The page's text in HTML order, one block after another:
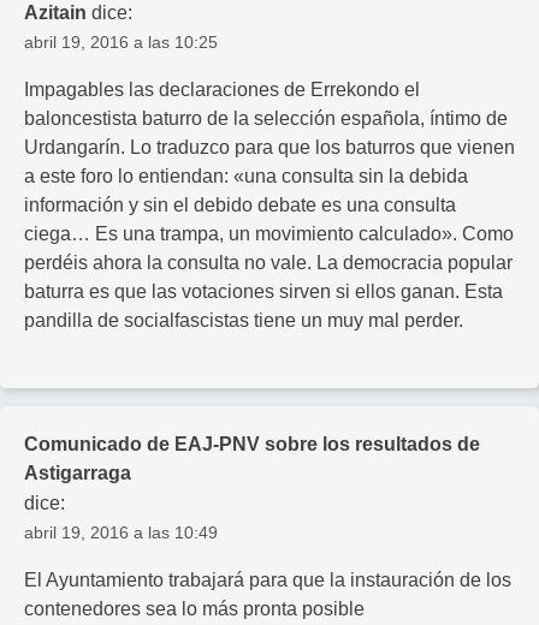
Azitain dice:
abril 19, 2016 a las 10:25
Impagables las declaraciones de Errekondo el
baloncestista baturro de la selección española, íntimo de
Urdangarín. Lo traduzco para que los baturros que vienen
a este foro lo entiendan: «una consulta sin la debida
información y sin el debido debate es una consulta
ciega… Es una trampa, un movimiento calculado». Como
perdéis ahora la consulta no vale. La democracia popular
baturra es que las votaciones sirven si ellos ganan. Esta
pandilla de socialfascistas tiene un muy mal perder.
Comunicado de EAJ-PNV sobre los resultados de
Astigarraga
dice:
abril 19, 2016 a las 10:49
El Ayuntamiento trabajará para que la instauración de los
contenedores sea lo más pronta posible